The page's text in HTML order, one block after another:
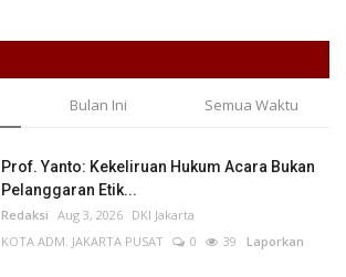
Bulan Ini Semua Waktu
Prof. Yanto: Kekeliruan Hukum Acara Bukan
Pelanggaran Etik...
Redaksi Aug 3, 2026 DKI Jakarta
KOTA ADM. JAKARTA PUSAT
0 39 Laporkan